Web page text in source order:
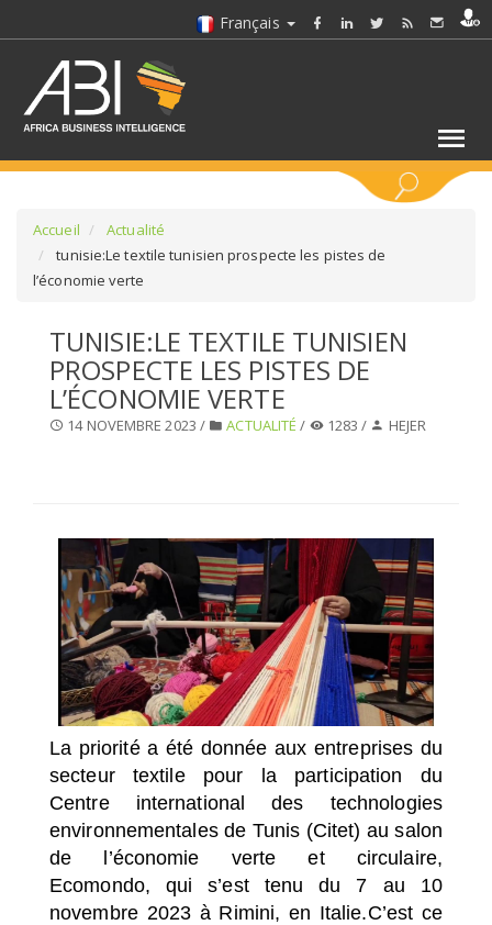
Français
SÉLECTIONNEZ UN DOSSIER
SELECTIONNEZ UNE SECTION
Accueil
Actualité
tunisie:Le textile tunisien prospecte les pistes de
l’économie verte
TUNISIE:LE TEXTILE TUNISIEN
PROSPECTE LES PISTES DE
L’ÉCONOMIE VERTE
14 NOVEMBRE 2023 / ACTUALITÉ / 1283 / HEJER
La priorité a été donnée aux entreprises du
secteur textile pour la participation du
Centre international des technologies
environnementales de Tunis (Citet) au salon
de l’économie verte et circulaire,
Ecomondo, qui s’est tenu du 7 au 10
novembre 2023 à Rimini, en Italie.C’est ce